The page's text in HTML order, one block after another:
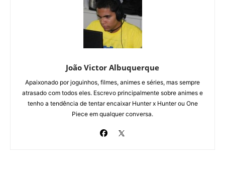
João Victor Albuquerque
Apaixonado por joguinhos, filmes, animes e séries, mas sempre
atrasado com todos eles. Escrevo principalmente sobre animes e
tenho a tendência de tentar encaixar Hunter x Hunter ou One
Piece em qualquer conversa.